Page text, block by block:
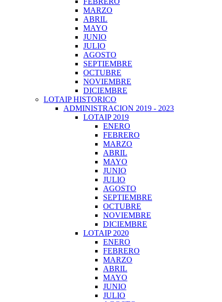
MARZO
ABRIL
MAYO
JUNIO
JULIO
AGOSTO
SEPTIEMBRE
OCTUBRE
NOVIEMBRE
DICIEMBRE
LOTAIP HISTORICO
ADMINISTRACION 2019 - 2023
LOTAIP 2019
ENERO
FEBRERO
MARZO
ABRIL
MAYO
JUNIO
JULIO
AGOSTO
SEPTIEMBRE
OCTUBRE
NOVIEMBRE
DICIEMBRE
LOTAIP 2020
ENERO
FEBRERO
MARZO
ABRIL
MAYO
JUNIO
JULIO